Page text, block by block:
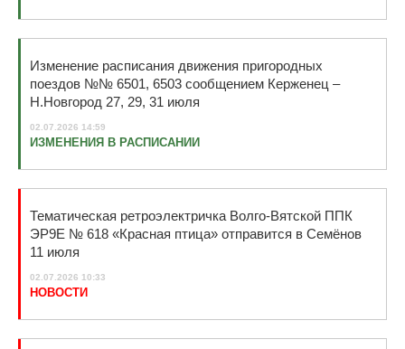
Изменение расписания движения пригородных
поездов №№ 6501, 6503 сообщением Керженец –
Н.Новгород 27, 29, 31 июля
02.07.2026 14:59
ИЗМЕНЕНИЯ В РАСПИСАНИИ
Тематическая ретроэлектричка Волго-Вятской ППК
ЭР9Е № 618 «Красная птица» отправится в Семёнов
11 июля
02.07.2026 10:33
НОВОСТИ